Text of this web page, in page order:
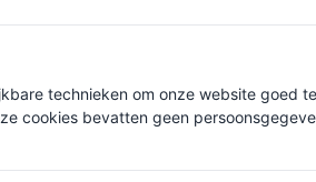
Joey Choy.
technieken om onze website goed
cookies bevatten geen